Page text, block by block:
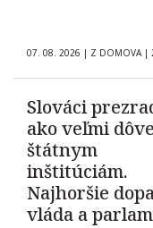
07. 08. 2026 | Z DOMOVA |
Slováci
ako veľmi
štátnym
inštitúciám.
Najhoršie
vláda a